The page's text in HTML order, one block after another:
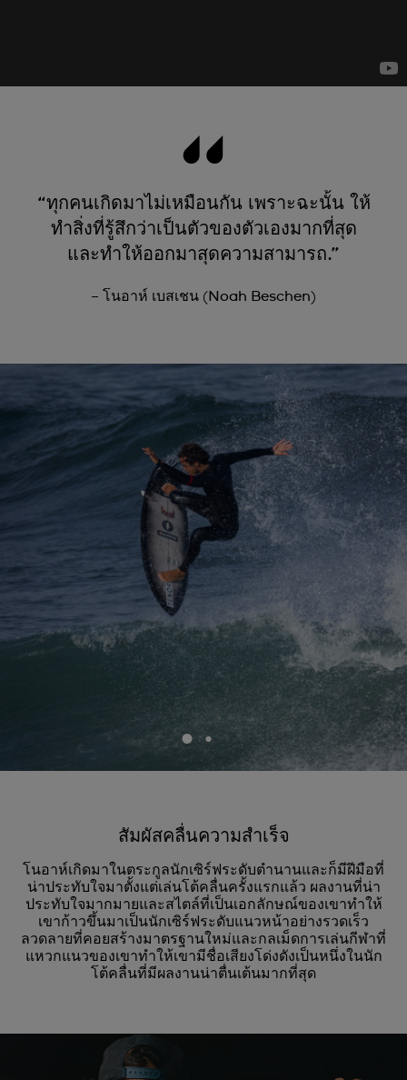
“ทุกคนเกิดมาไม่เหมือนกัน เพราะฉะนั้น ให้
ทำสิ่งที่รู้สึกว่าเป็นตัวของตัวเองมากที่สุด
และทำให้ออกมาสุดความสามารถ.”
– โนอาห์ เบสเชน (Noah Beschen)
สัมผัสคลื่นความสำเร็จ
โนอาห์เกิดมาในตระกูลนักเซิร์ฟระดับตำนานและก็มีฝีมือที่
น่าประทับใจมาตั้งแต่เล่นโต้คลื่นครั้งแรกแล้ว ผลงานที่น่า
ประทับใจมากมายและสไตล์ที่เป็นเอกลักษณ์ของเขาทำให้
เขาก้าวขึ้นมาเป็นนักเซิร์ฟระดับแนวหน้าอย่างรวดเร็ว
ลวดลายที่คอยสร้างมาตรฐานใหม่และกลเม็ดการเล่นกีฬาที่
แหวกแนวของเขาทำให้เขามีชื่อเสียงโด่งดังเป็นหนึ่งในนัก
โต้คลื่นที่มีผลงานน่าตื่นเต้นมากที่สุด